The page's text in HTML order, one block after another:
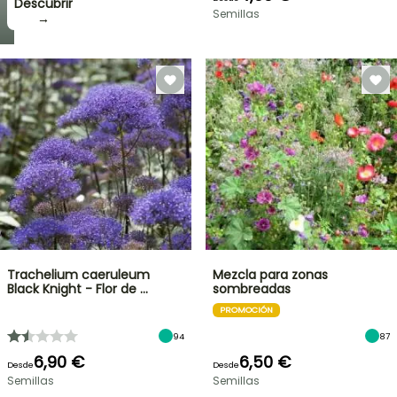
Descubrir
→
Semillas
Trachelium caeruleum
Black Knight - Flor de …
94
Desde6,90 €
Semillas
Mezcla para zonas
sombreadas
PROMOCIÓN
87
Desde6,50 €
Semillas